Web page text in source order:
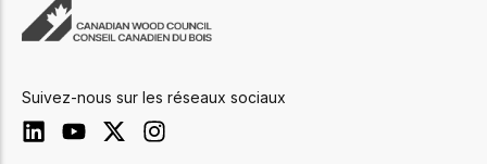
Suivez-nous sur les réseaux sociaux